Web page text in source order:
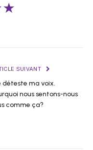
SUIVANT
déteste ma voix.
nous sentons-nous
comme ça?